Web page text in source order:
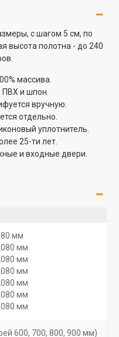
с шагом 5 см, по
высота полотна - до 240
массива.
и шпон.
вручную.
отдельно.
уплотнитель.
25-ти лет.
и входные двери.
мм
мм
мм
мм
мм
мм
мм
600, 700, 800, 900 мм)